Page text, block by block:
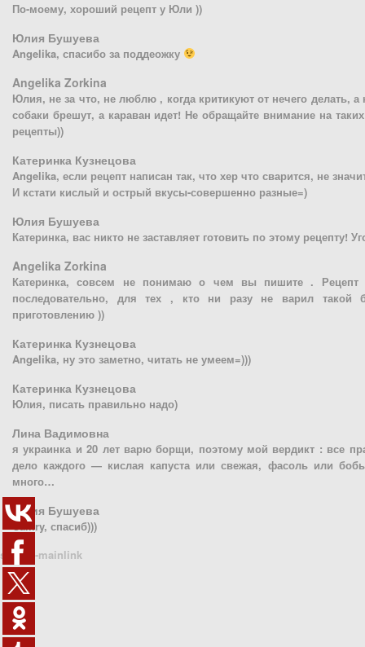
По-моему, хороший рецепт у Юли ))
Юлия Бушуева
Angelika, спасибо за поддеожку
Angelika Zorkina
Юлия, не за что, не люблю , когда критикуют от нечего делать, а
собаки брешут, а караван идет! Не обращайте внимание на
рецепты))
Катеринка Кузнецова
Angelika, если рецепт написан так, что хер что сварится, не
И кстати кислый и острый вкусы-совершенно разные=)
Юлия Бушуева
Катеринка, вас никто не заставляет готовить по этому рецепту!
Angelika Zorkina
Катеринка, совсем не понимаю о чем вы пишите . Рецепт
последовательно, для тех , кто ни разу не варил
приготовлению ))
Катеринка Кузнецова
Angelika, ну это заметно, читать не умеем=)))
Катеринка Кузнецова
Юлия, писать правильно надо)
Лина Вадимовна
я украинка и 20 лет варю борщи, поэтому мой вердикт : все
дело каждого — кислая капуста или свежая, фасоль или
много…
Юлия Бушуева
Camry, спасиб)))
sn1410-mainlink